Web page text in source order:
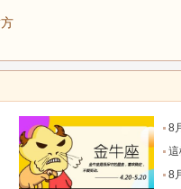
8月中
這樣
8月初